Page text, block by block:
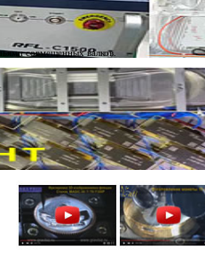
совмещенных валков.